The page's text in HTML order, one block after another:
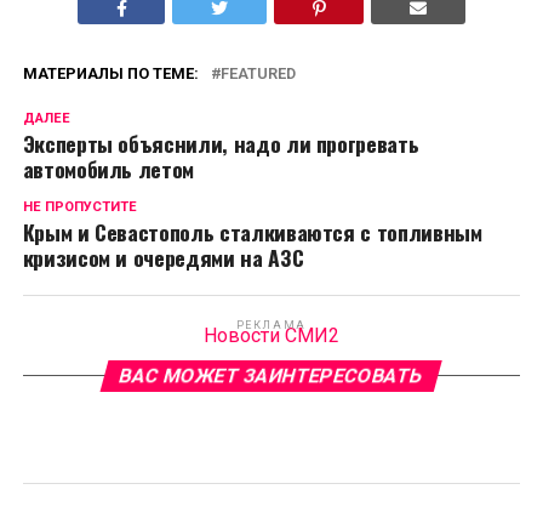
МАТЕРИАЛЫ ПО ТЕМЕ: FEATURED
ДАЛЕЕ
Эксперты объяснили, надо ли прогревать
автомобиль летом
НЕ ПРОПУСТИТЕ
Крым и Севастополь сталкиваются с топливным
кризисом и очередями на АЗС
РЕКЛАМА
Новости СМИ2
ВАС МОЖЕТ ЗАИНТЕРЕСОВАТЬ